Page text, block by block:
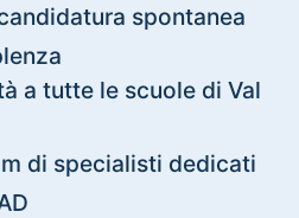
spontanea
a tutte le scuole di Val
di specialisti dedicati